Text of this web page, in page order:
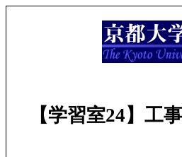
【学習室24】工